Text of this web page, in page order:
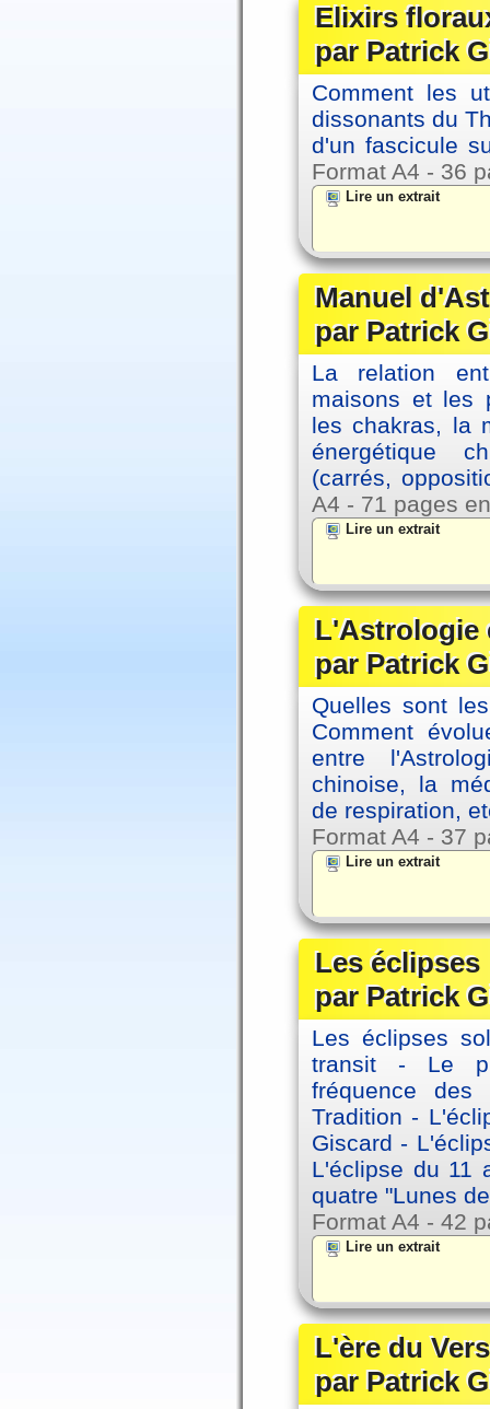
Elixirs
par Patrick
Comment les
dissonants du
d'un fascicule
Format A4 - 36
Lire un extrait
Manuel
par Patrick
La relation
maisons et les
les chakras, la
énergétique
(carrés,
A4 - 71 pages
Lire un extrait
L'Astrologie
par Patrick
Quelles sont
Comment
entre
chinoise, la
de respiration,
Format A4 - 37
Lire un extrait
Les éclipses
par Patrick
Les éclipses
transit - Le
fréquence
Tradition -
Giscard -
L'éclipse du 11
quatre "Lunes
Format A4 - 42
Lire un extrait
L'ère du
par Patrick